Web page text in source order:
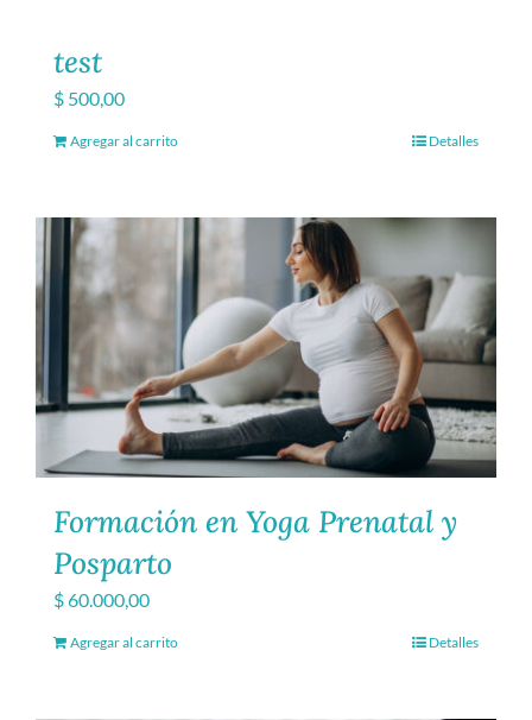
test
$ 500,00
Agregar al carrito Detalles
Formación en Yoga Prenatal y
Posparto
$60.000,00
Agregar al carrito Detalles